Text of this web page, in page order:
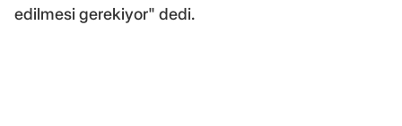
edilmesi gerekiyor" dedi.